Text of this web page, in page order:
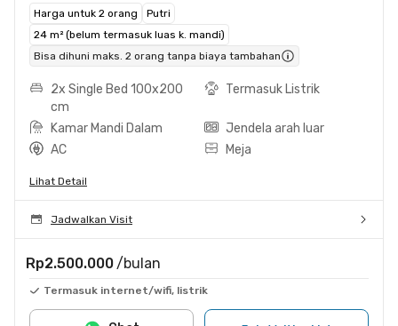
Harga untuk 2 orang
Putri
24 m² (belum termasuk luas k. mandi)
Bisa dihuni maks. 2 orang tanpa biaya tambahan
2x Single Bed 100x200
cm
Termasuk Listrik
Kamar Mandi Dalam
Jendela arah luar
AC
Meja
Lihat Detail
Jadwalkan Visit
Rp2.500.000 /bulan
Termasuk internet/wifi, listrik